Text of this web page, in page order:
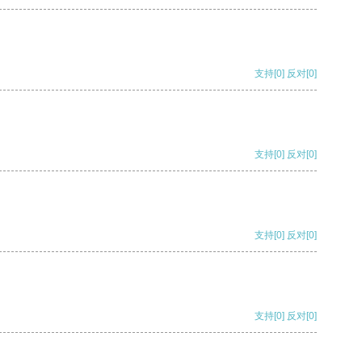
支持[0] 反对[0]
支持[0] 反对[0]
支持[0] 反对[0]
支持[0] 反对[0]